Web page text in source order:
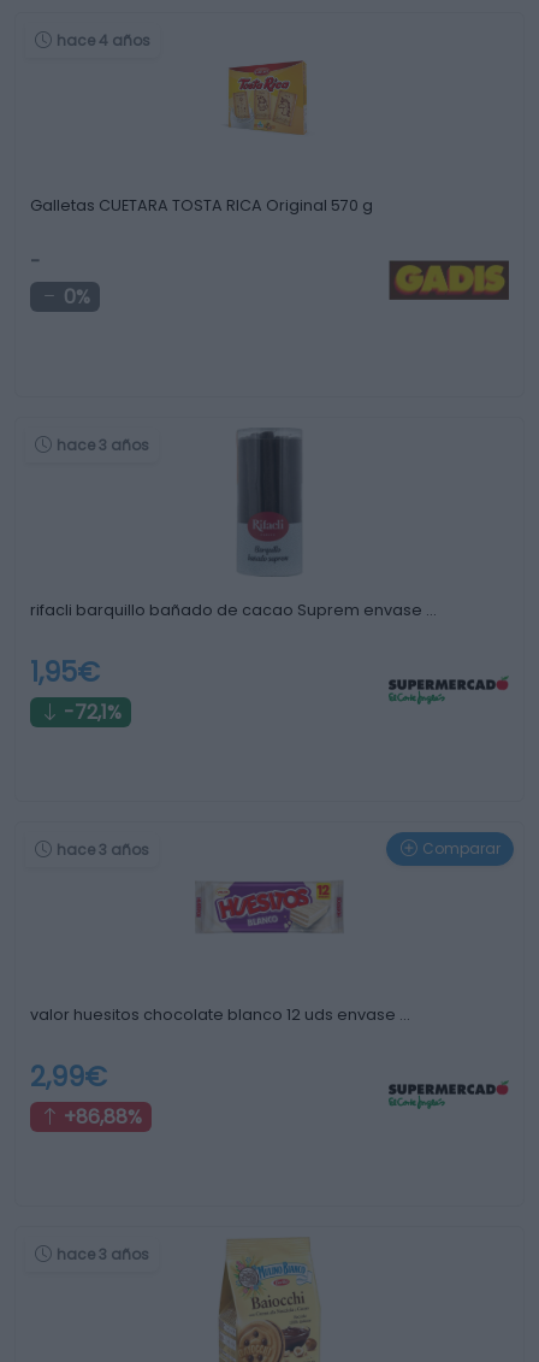
hace 4 años
Galletas CUETARA TOSTA RICA Original 570 g
-
0%
hace 3 años
rifacli barquillo bañado de cacao Suprem envase …
1,95€
-72,1%
hace 3 años Comparar
valor huesitos chocolate blanco 12 uds envase …
2,99€
+86,88%
hace 3 años